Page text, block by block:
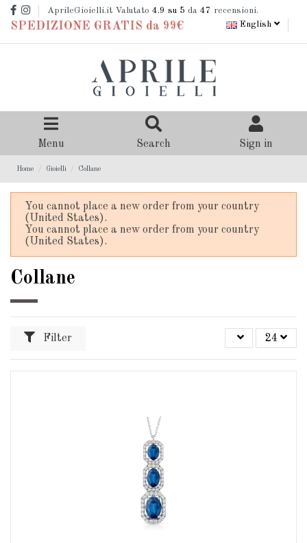
AprileGioielli.it Valutato 4.9 su 5 da 47 recensioni.
SPEDIZIONE GRATIS da 99€ English
Menu Search Sign in
Home Gioielli Collane
You cannot place a new order from your country
(United States).
You cannot place a new order from your country
(United States).
Collane
Filter 24